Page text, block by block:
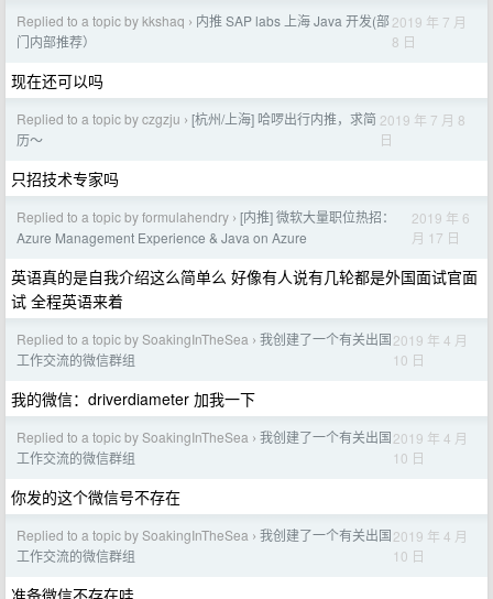
Replied to a topic by kkshaq › 内推 SAP labs 上海 Java 开发(部
门内部推荐）
2019 年 7 月
8 日
现在还可以吗
Replied to a topic by czgzju › [杭州/上海] 哈啰出行内推，求简
历～
2019 年 7 月 8
日
只招技术专家吗
Replied to a topic by formulahendry › [内推] 微软大量职位热招：
Azure Management Experience & Java on Azure
2019 年 6
月 17 日
英语真的是自我介绍这么简单么 好像有人说有几轮都是外国面试官面
试 全程英语来着
Replied to a topic by SoakingInTheSea › 我创建了一个有关出国
工作交流的微信群组
2019 年 4 月
10 日
我的微信：driverdiameter 加我一下
Replied to a topic by SoakingInTheSea › 我创建了一个有关出国
工作交流的微信群组
2019 年 4 月
10 日
你发的这个微信号不存在
Replied to a topic by SoakingInTheSea › 我创建了一个有关出国
工作交流的微信群组
2019 年 4 月
10 日
准备微信不存在哇